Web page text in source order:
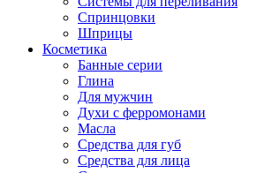
Спринцовки
Шприцы
Косметика
Банные серии
Глина
Для мужчин
Духи с ферромонами
Масла
Средства для губ
Средства для лица